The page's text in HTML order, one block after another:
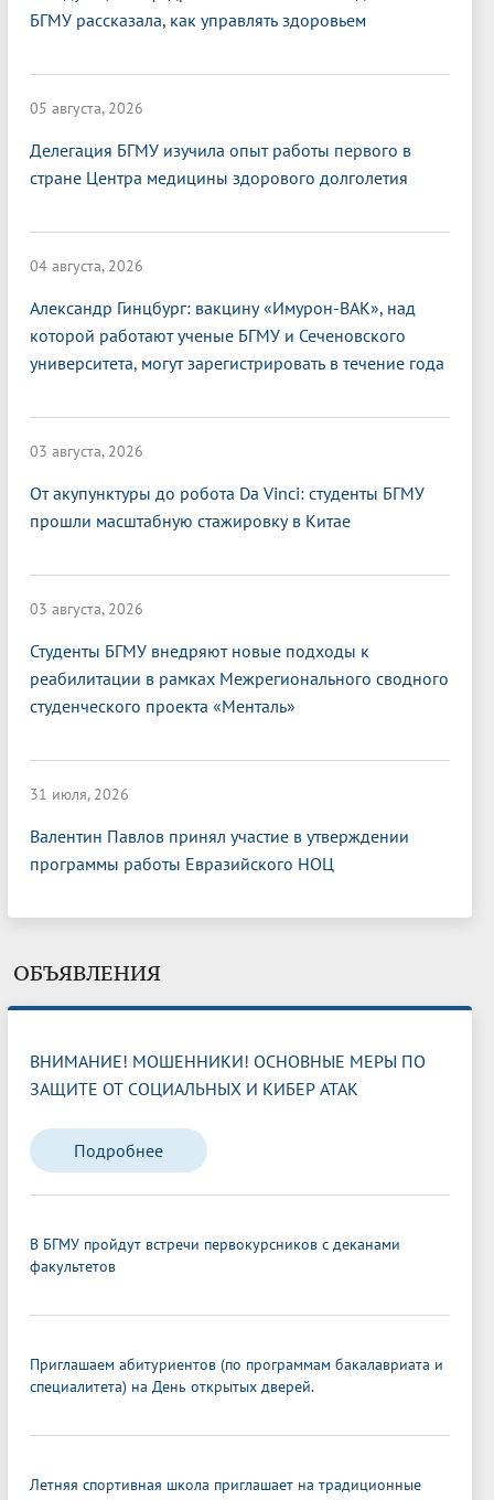
БГМУ рассказала, как управлять здоровьем
05 августа, 2026
Делегация БГМУ изучила опыт работы первого в
стране Центра медицины здорового долголетия
04 августа, 2026
Александр Гинцбург: вакцину «Имурон-ВАК», над
которой работают ученые БГМУ и Сеченовского
университета, могут зарегистрировать в течение года
03 августа, 2026
От акупунктуры до робота Da Vinci: студенты БГМУ
прошли масштабную стажировку в Китае
03 августа, 2026
Студенты БГМУ внедряют новые подходы к
реабилитации в рамках Межрегионального сводного
студенческого проекта «Менталь»
31 июля, 2026
Валентин Павлов принял участие в утверждении
программы работы Евразийского НОЦ
ОБЪЯВЛЕНИЯ
ВНИМАНИЕ! МОШЕННИКИ! ОСНОВНЫЕ МЕРЫ ПО
ЗАЩИТЕ ОТ СОЦИАЛЬНЫХ И КИБЕР АТАК
Подробнее
В БГМУ пройдут встречи первокурсников с деканами
факультетов
Приглашаем абитуриентов (по программам бакалавриата и
специалитета) на День открытых дверей.
Летняя спортивная школа приглашает на традиционные